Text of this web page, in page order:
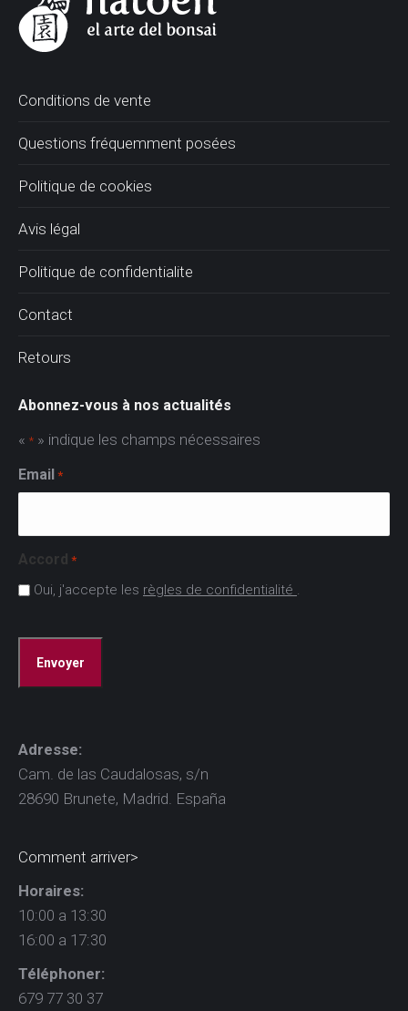
Conditions de vente
Questions fréquemment posées
Politique de cookies
Avis légal
Politique de confidentialite
Contact
Retours
Abonnez-vous à nos actualités
« * » indique les champs nécessaires
Email *
Accord *
Oui, j'accepte les règles de confidentialité .
Adresse:
Cam. de las Caudalosas, s/n
28690 Brunete, Madrid. España
Comment arriver>
Horaires:
10:00 a 13:30
16:00 a 17:30
Téléphoner:
679 77 30 37